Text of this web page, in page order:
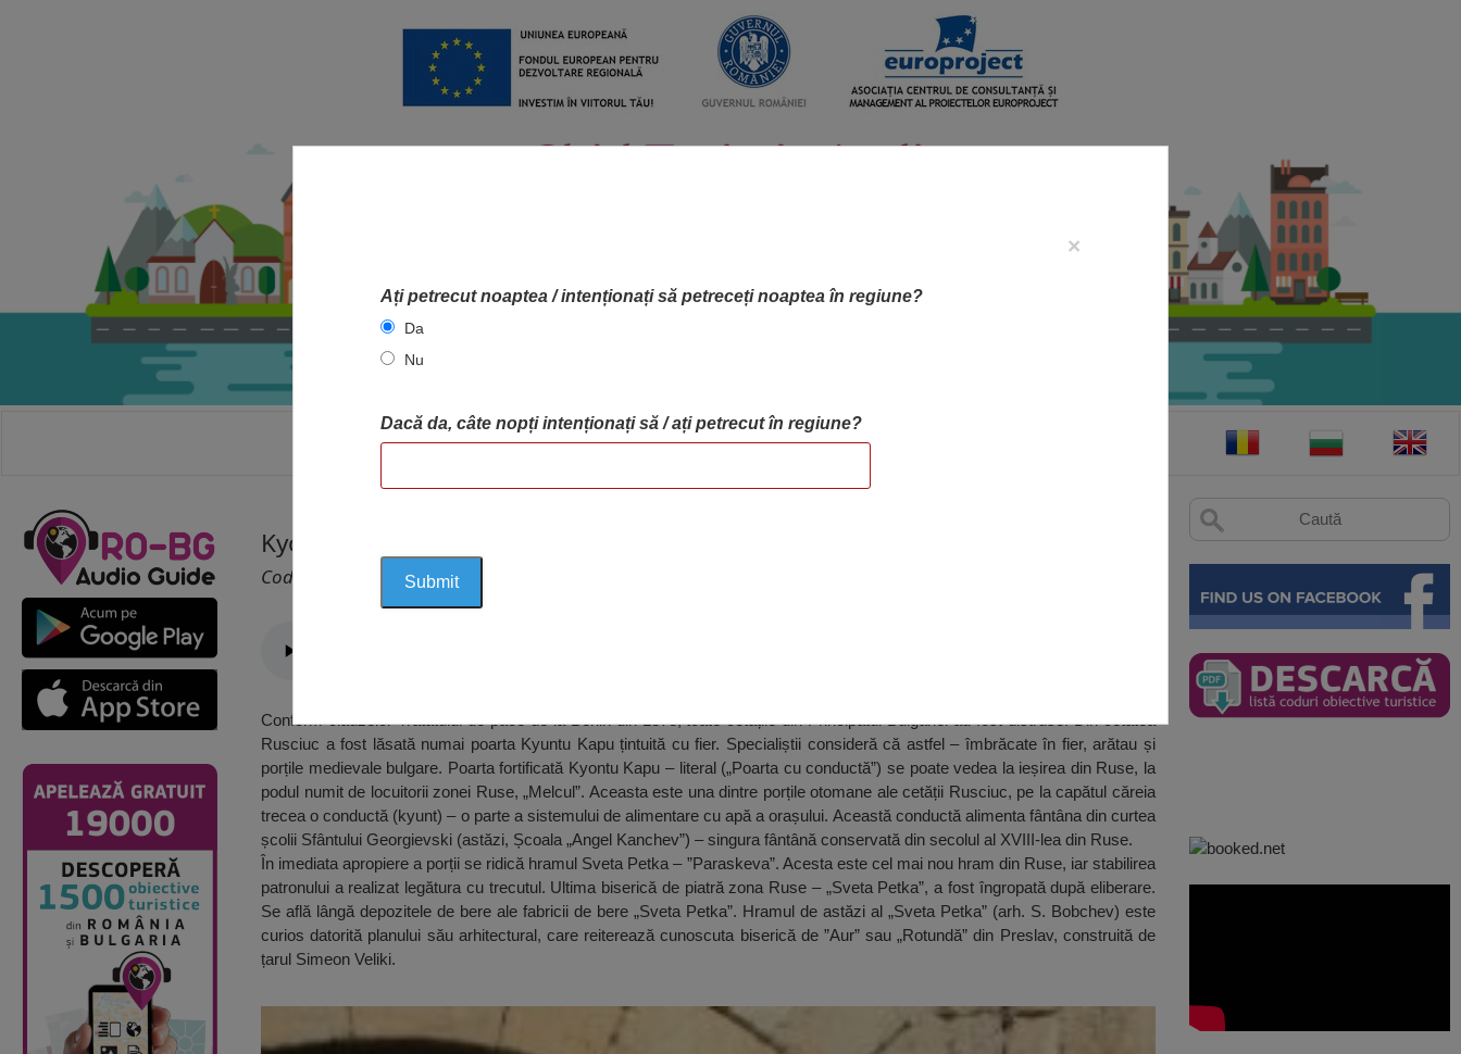
ACASA HARTA OBIECTIVELOR OBIECTIVE
Kyontu Kapu, Ruse
Cod 2326
Conform clauzelor Tratatului de pace de la Berlin din 1878, toate cetățile din Principatul Bulgariei au fost distruse. Din cetatea
Rusciuc a fost lăsată numai poarta Kyuntu Kapu țintuită cu fier. Specialiștii consideră că astfel – îmbrăcate în fier, arătau și
porțile medievale bulgare. Poarta fortificată Kyontu Kapu – literal („Poarta cu conductă”) se poate vedea la ieșirea din Ruse, la
podul numit de locuitorii zonei Ruse, „Melcul”. Aceasta este una dintre porțile otomane ale cetății Rusciuc, pe la capătul căreia
trecea o conductă (kyunt) – o parte a sistemului de alimentare cu apă a orașului. Această conductă alimenta fântâna din curtea
școlii Sfântului Georgievski (astăzi, Școala „Angel Kanchev”) – singura fântână conservată din secolul al XVIII-lea din Ruse.
În imediata apropiere a porții se ridică hramul Sveta Petka – ”Paraskeva”. Acesta este cel mai nou hram din Ruse, iar stabilirea
patronului a realizat legătura cu trecutul. Ultima biserică de piatră zona Ruse – „Sveta Petka”, a fost îngropată după eliberare.
Se află lângă depozitele de bere ale fabricii de bere „Sveta Petka”. Hramul de astăzi al „Sveta Petka” (arh. S. Bobchev) este
curios datorită planului său arhitectural, care reiterează cunoscuta biserică de ”Aur” sau „Rotundă” din Preslav, construită de
țarul Simeon Veliki.
×
Ați petrecut noaptea / intenționați să petreceți noaptea în regiune?
Da
Nu
Dacă da, câte nopți intenționați să / ați petrecut în regiune?